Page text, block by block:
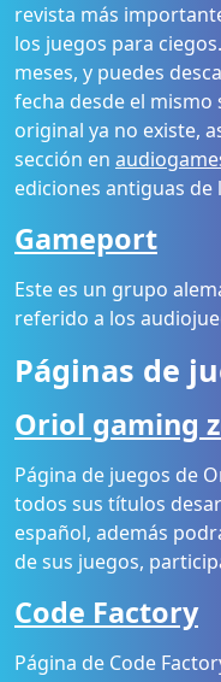
revista más
los juegos para
meses, y puedes
fecha desde el mismo
original ya no existe,
sección en
ediciones antiguas de
Gameport
Este es un grupo
referido a los
Páginas de
Oriol gaming
Página de juegos de
todos sus títulos
español, además
de sus juegos,
Code Factory
Página de Code